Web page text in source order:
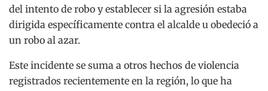
del intento de robo y establecer si la agresión estaba
dirigida específicamente contra el alcalde u obedeció a
un robo al azar.
Este incidente se suma a otros hechos de violencia
registrados recientemente en la región, lo que ha